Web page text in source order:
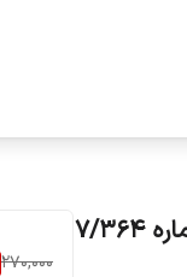
رنگ مو آوایی (ئاوایی) گروه دارچینی حجم 120 میل شماره 7/364
270,000